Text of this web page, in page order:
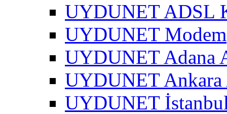
UYDUNET ADSL
UYDUNET Modem
UYDUNET Adana
UYDUNET
UYDUNET